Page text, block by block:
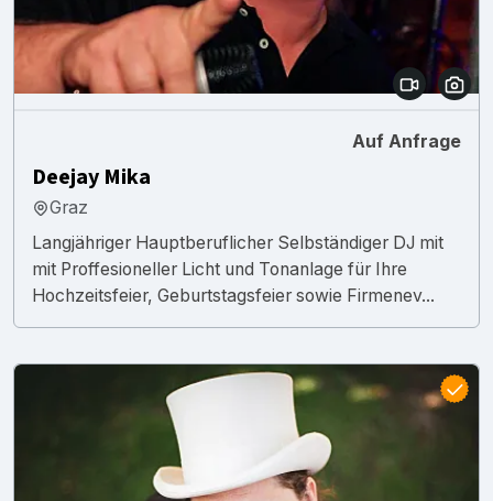
Auf Anfrage
Deejay Mika
Graz
Langjähriger Hauptberuflicher Selbständiger DJ mit
mit Proffesioneller Licht und Tonanlage für Ihre
Hochzeitsfeier, Geburtstagsfeier sowie Firmenev...